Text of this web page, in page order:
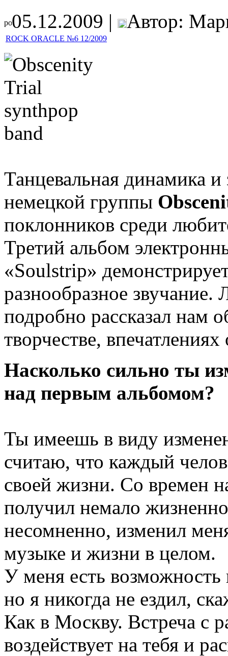
05.12.2009 | Автор:
ROCK ORACLE №6 12/2009
Танцевальная динамика
немецкой группы
поклонников среди
Третий альбом
«Soulstrip»
разнообразное
подробно рассказал нам
творчестве,
Насколько сильно ты
над первым альбомом?
Ты имеешь в виду
считаю, что каждый
своей жизни. Со времен
получил немало
несомненно, изменил
музыке и жизни в целом.
У меня есть возможность
но я никогда не ездил,
Как в Москву. Встреча с
воздействует на тебя и